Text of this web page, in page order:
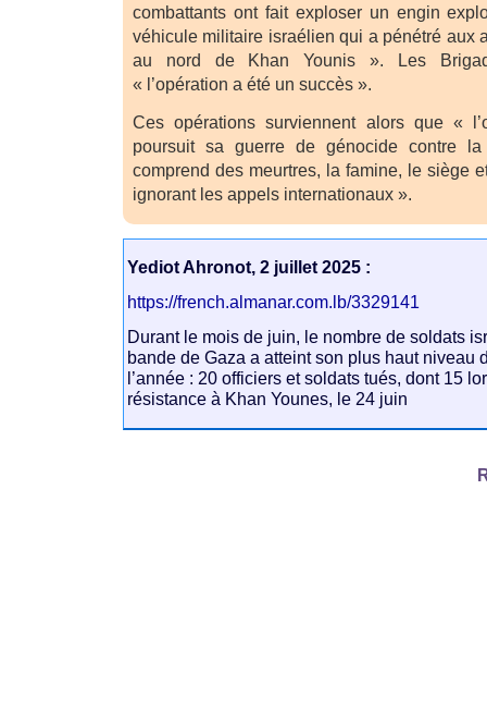
combattants ont fait exploser un engin
véhicule militaire israélien qui a pénétré aux
au nord de Khan Younis ». Les
« l’opération a été un succès ».
Ces opérations surviennent alors que «
poursuit sa guerre de génocide contre
comprend des meurtres, la famine, le siège
ignorant les appels internationaux ».
Yediot Ahronot, 2 juillet 2025 :
https://french.almanar.com.lb/3329141
Durant le mois de juin, le nombre de soldats
bande de Gaza a atteint son plus haut niveau
l’année : 20 officiers et soldats tués, dont 15
résistance à Khan Younes, le 24 juin